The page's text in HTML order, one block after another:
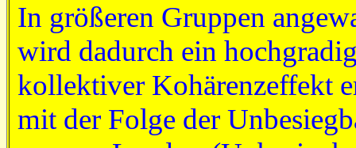
In größeren Gruppen
wird dadurch ein
kollektiver Kohärenzeffekt
mit der Folge der